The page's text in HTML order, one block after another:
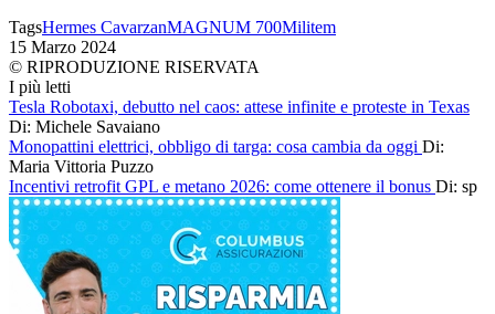
TagsHermes CavarzanMAGNUM 700Militem
15 Marzo 2024
© RIPRODUZIONE RISERVATA
I più letti
Tesla Robotaxi, debutto nel caos: attese infinite e proteste in Texas
Di: Michele Savaiano
Monopattini elettrici, obbligo di targa: cosa cambia da oggi Di:
Maria Vittoria Puzzo
Incentivi retrofit GPL e metano 2026: come ottenere il bonus Di: sp